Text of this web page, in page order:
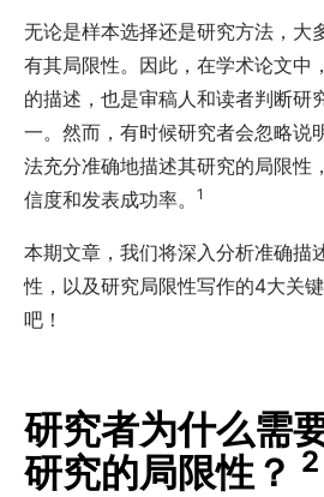
无论是样本选择还是研究方法，大
有其局限性。因此，在学术论文中
的描述，也是审稿人和读者判断研
一。然而，有时候研究者会忽略说
法充分准确地描述其研究的局限性
信度和发表成功率。
1
本期文章，我们将深入分析准确描
性，以及研究局限性写作的4大关
吧！
研究者为什么需
研究的局限性？ 2